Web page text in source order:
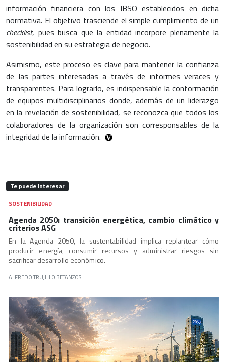
información financiera con los IBSO establecidos en dicha
normativa. El objetivo trasciende el simple cumplimiento de un
checklist, pues busca que la entidad incorpore plenamente la
sostenibilidad en su estrategia de negocio.
Asimismo, este proceso es clave para mantener la confianza
de las partes interesadas a través de informes veraces y
transparentes. Para lograrlo, es indispensable la conformación
de equipos multidisciplinarios donde, además de un liderazgo
en la revelación de sostenibilidad, se reconozca que todos los
colaboradores de la organización son corresponsables de la
integridad de la información.
Te puede interesar
SOSTENIBILIDAD
Agenda 2050: transición energética, cambio climático y
criterios ASG
En la Agenda 2050, la sustentabilidad implica replantear cómo
producir energía, consumir recursos y administrar riesgos sin
sacrificar desarrollo económico.
ALFREDO TRUJILLO BETANZOS